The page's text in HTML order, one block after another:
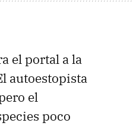
el portal a la
autoestopista
el
poco